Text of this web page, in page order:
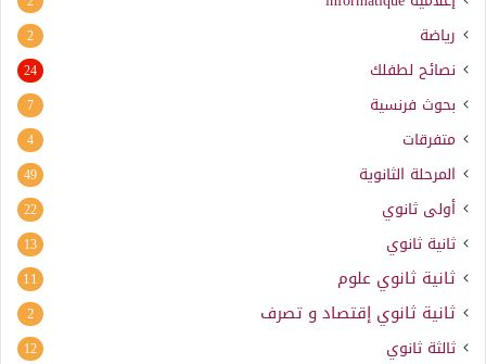
رياضة 2
نصائح لطفلك 24
بحوث فرنسية 7
متفرقات 4
المرحلة الثانوية 49
أولى ثانوي 22
ثانية ثانوي 13
ثانية ثانوي علوم 11
ثانية ثانوي إقتصاد و تصرف 2
ثالثة ثانوي 12